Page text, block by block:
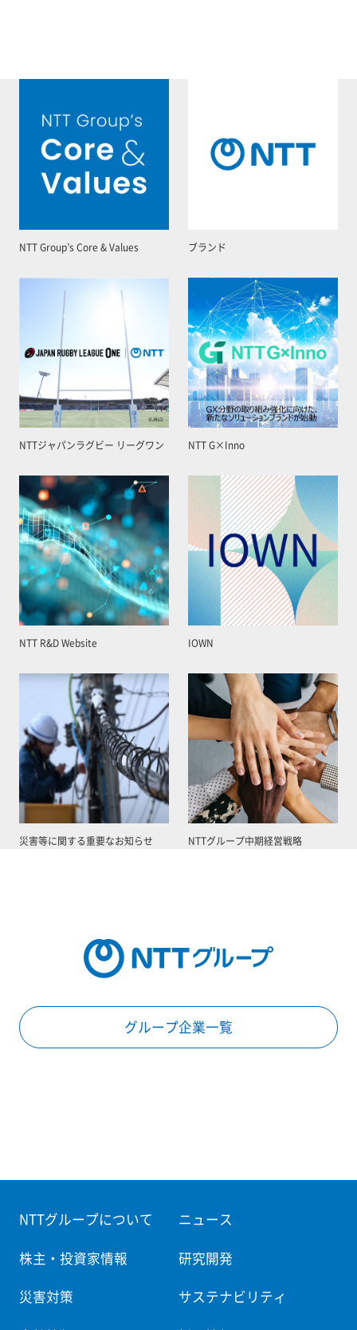
NTT Group’s Core & Values ブランド
NTTジャパンラグビー リーグワン NTT G×Inno
NTT R&D Website IOWN
災害等に関する重要なお知らせ NTTグループ中期経営戦略
グループ企業一覧
NTTグループについて ニュース
株主・投資家情報 研究開発
災害対策 サステナビリティ